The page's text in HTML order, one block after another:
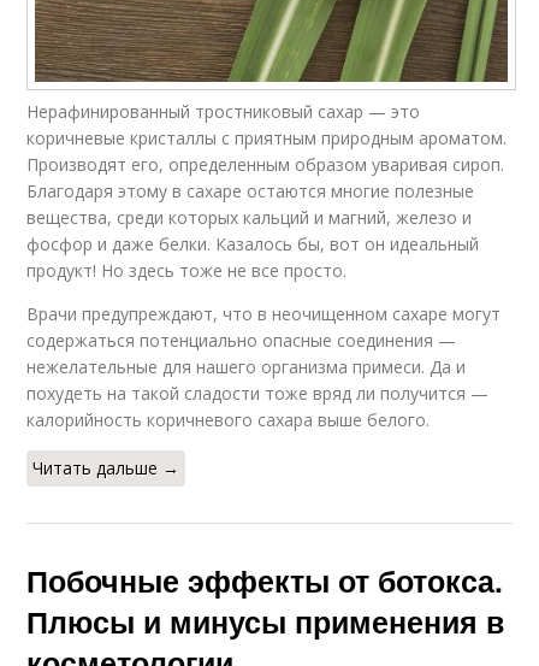
Нерафинированный тростниковый сахар — это
коричневые кристаллы с приятным природным ароматом.
Производят его, определенным образом уваривая сироп.
Благодаря этому в сахаре остаются многие полезные
вещества, среди которых кальций и магний, железо и
фосфор и даже белки. Казалось бы, вот он идеальный
продукт! Но здесь тоже не все просто.
Врачи предупреждают, что в неочищенном сахаре могут
содержаться потенциально опасные соединения —
нежелательные для нашего организма примеси. Да и
похудеть на такой сладости тоже вряд ли получится —
калорийность коричневого сахара выше белого.
Читать дальше →
Побочные эффекты от ботокса.
Плюсы и минусы применения в